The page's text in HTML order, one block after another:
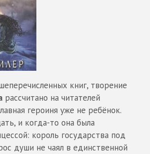
книг, творение
рассчитано на читателей
героиня уже не ребёнок.
и когда-то она была
король государства под
души не чаял в единственной